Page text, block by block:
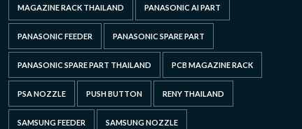
MAGAZINE RACK THAILAND PANASONIC AI PART
PANASONIC FEEDER PANASONIC SPARE PART
PANASONIC SPARE PART THAILAND PCB MAGAZINE RACK
PSA NOZZLE PUSH BUTTON RENY THAILAND
SAMSUNG FEEDER SAMSUNG NOZZLE